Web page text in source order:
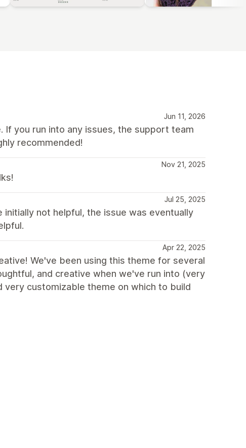
Jun 11, 2026
you run into any issues, the support team
recommended!
Nov 21, 2025
Jul 25, 2025
not helpful, the issue was eventually
Apr 22, 2025
We've been using this theme for several
and creative when we've run into (very
customizable theme on which to build